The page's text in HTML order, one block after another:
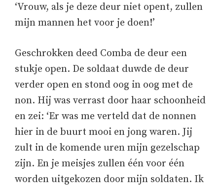
‘Vrouw, als je deze deur niet opent, zullen
mijn mannen het voor je doen!’
Geschrokken deed Comba de deur een
stukje open. De soldaat duwde de deur
verder open en stond oog in oog met de
non. Hij was verrast door haar schoonheid
en zei: ‘Er was me verteld dat de nonnen
hier in de buurt mooi en jong waren. Jij
zult in de komende uren mijn gezelschap
zijn. En je meisjes zullen één voor één
worden uitgekozen door mijn soldaten. Ik